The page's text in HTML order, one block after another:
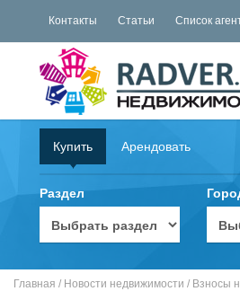
Контакты Статьи Список
Купить Арендовать
Раздел
Главная / Новости недвижимости / Взносы